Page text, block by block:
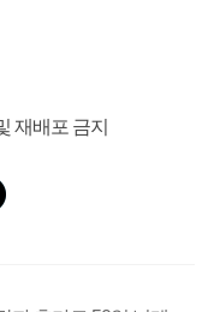
재배포 금지